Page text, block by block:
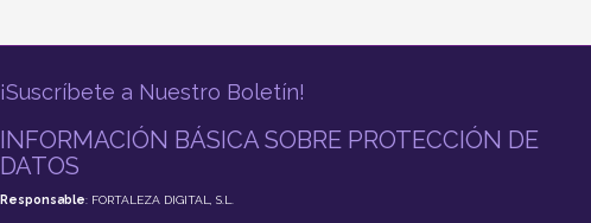
¡Suscríbete a Nuestro Boletín!
INFORMACIÓN BÁSICA SOBRE PROTECCIÓN DE
DATOS
Responsable: FORTALEZA DIGITAL, S.L.